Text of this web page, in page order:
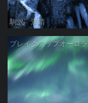
駒沢 満晴
ブレイクアップオーロラ